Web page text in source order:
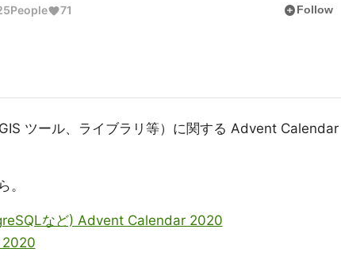
People 71 add_circleFollow
ツール、ライブラリ等）に関する Advent
。
など) Advent Calendar 2020